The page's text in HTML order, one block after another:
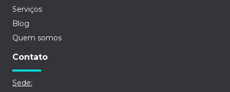
Serviços
Blog
Quem somos
Contato
Sede: